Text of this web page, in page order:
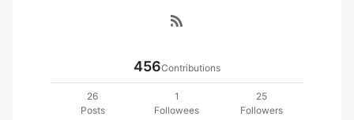
rss_feed
456Contributions
26
Posts
1
Followees
25
Followers